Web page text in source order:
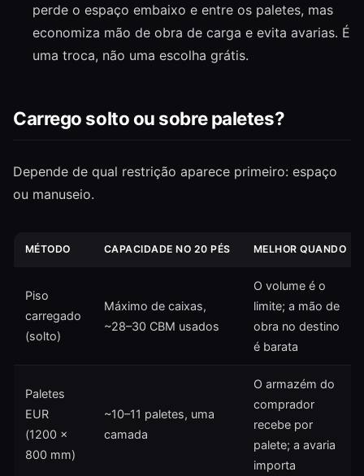
perde o espaço embaixo e entre os paletes, mas
economiza mão de obra de carga e evita avarias. É
uma troca, não uma escolha grátis.
Carrego solto ou sobre paletes?
Depende de qual restrição aparece primeiro: espaço
ou manuseio.
MÉTODO CAPACIDADE NO 20 PÉS MELHOR QUANDO
Piso
carregado
(solto)
Máximo de caixas,
~28–30 CBM usados
O volume é o
limite; a mão de
obra no destino
é barata
Paletes
EUR
(1200 ×
800 mm)
~10–11 paletes, uma
camada
O armazém do
comprador
recebe por
palete; a avaria
importa